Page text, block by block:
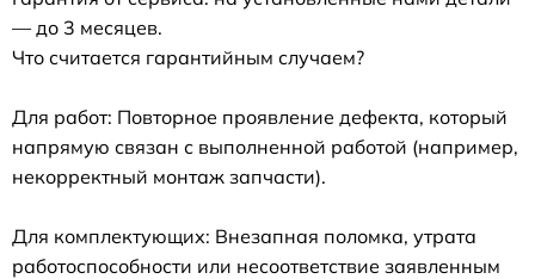
— до 3 месяцев.
Что считается гарантийным случаем?
Для работ: Повторное проявление дефекта, который
напрямую связан с выполненной работой (например,
некорректный монтаж запчасти).
Для комплектующих: Внезапная поломка, утрата
работоспособности или несоответствие заявленным